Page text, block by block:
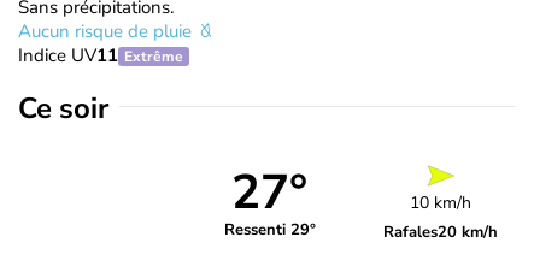
Sans précipitations.
Aucun risque de pluie
Indice UV11 Extrême
Ce soir
27°
Ressenti 29°
10 km/h
Rafales20 km/h